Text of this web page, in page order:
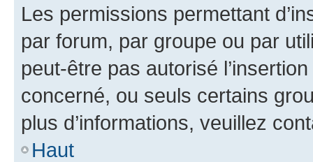
Les permissions permettant
par forum, par groupe ou par
peut-être pas autorisé
concerné, ou seuls certains
plus d’informations, veuillez
Haut